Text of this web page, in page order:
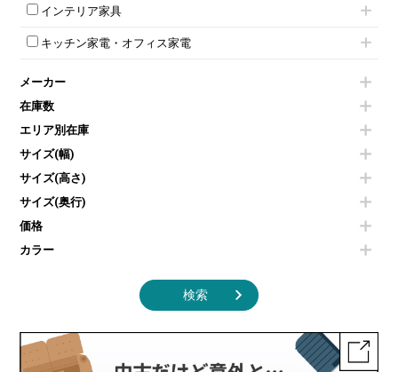
ワードローブ・クローゼット
平行スタックテーブル
会議テーブルその他
壁掛けホワイトボード
ホワイトボードその他
シュレッダー
スクリーン
その他OA機器
チェア用台車
演台・講演台・演説台
防音パネル
コートハンガー・ポールハンガー
傘立て
食器棚・キッチンキャビネット
カタログスタンド
オフィスアクセサリーその他
インテリア家具
モールドチェア
ダイニングチェア
カウンターテーブル
センターテーブル・サイドテーブル
ベンチ・スツール
ソファ
シェルフ
ダストボックス（ゴミ箱）
インテリア家具その他
キッチン家電・オフィス家電
冷蔵庫・洗濯機
空気清浄機・加湿器
液晶テレビ・モニター類
エアコン
照明機器
掃除機
季節家電
メーカー
在庫数
エリア別在庫
サイズ(幅)
サイズ(高さ)
サイズ(奥行)
価格
カラー
検索